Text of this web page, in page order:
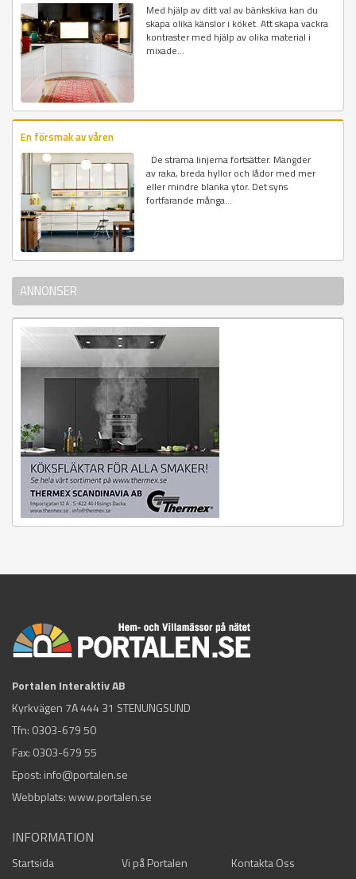
Med hjälp av ditt val av bänkskiva kan du
skapa olika känslor i köket. Att skapa vackra
kontraster med hjälp av olika material i
mixade...
En försmak av våren
De strama linjerna fortsätter. Mängder
av raka, breda hyllor och lådor med mer
eller mindre blanka ytor. Det syns
fortfarande många...
ANNONSER
Portalen Interaktiv AB
Kyrkvägen 7A 444 31 STENUNGSUND
Tfn: 0303-679 50
Fax: 0303-679 55
Epost: info@portalen.se
Webbplats: www.portalen.se
INFORMATION
Startsida Vi på Portalen Kontakta Oss